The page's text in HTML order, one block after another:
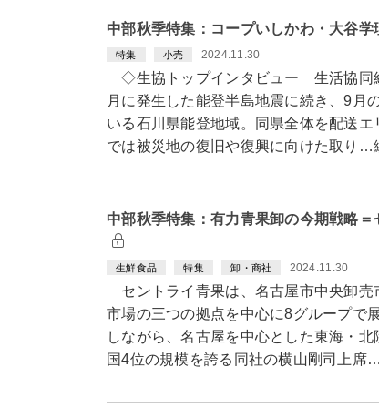
中部秋季特集：コープいしかわ・大谷
特集 小売 2024.11.30
◇生協トップインタビュー 生活協同
月に発生した能登半島地震に続き、9月
いる石川県能登地域。同県全体を配送
では被災地の復旧や復興に向けた取り…
中部秋季特集：有力青果卸の今期戦略
生鮮食品 特集 卸・商社 2024.11.30
セントライ青果は、名古屋市中央卸売
市場の三つの拠点を中心に8グループで
しながら、名古屋を中心とした東海・
国4位の規模を誇る同社の横山剛司上席